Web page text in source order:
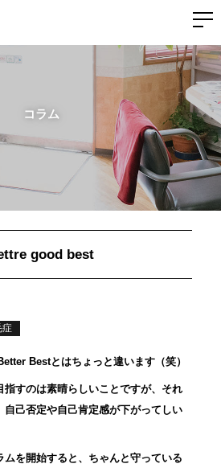
コラム
good best
症
Bestとはちょっと違います（笑）
指すのは素晴らしいことですが、それ
自己否定や自己肯定感が下がってしい
ムを開始すると、ちゃんと守っている